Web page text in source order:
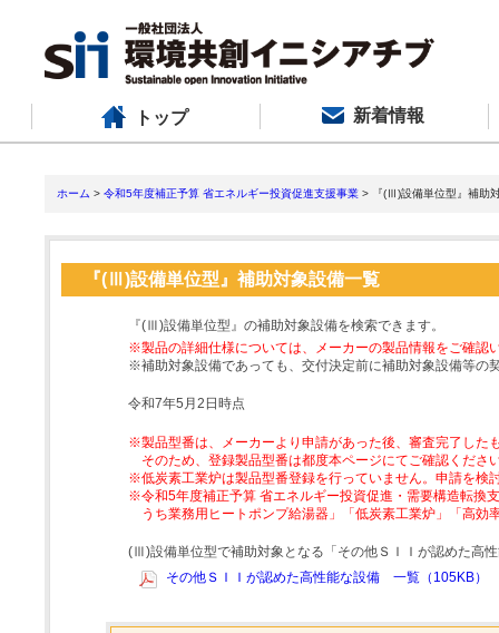
トップ 新着情報
ホーム > 令和5年度補正予算 省エネルギー投資促進支援事業 > 『(Ⅲ)設備単位型』補助
『(Ⅲ)設備単位型』補助対象設備一覧
『(Ⅲ)設備単位型』の補助対象設備を検索できます。
※製品の詳細仕様については、メーカーの製品情報をご確認
※補助対象設備であっても、交付決定前に補助対象設備等の
令和7年5月2日時点
※製品型番は、メーカーより申請があった後、審査完了した
そのため、登録製品型番は都度本ページにてご確認くださ
※低炭素工業炉は製品型番登録を行っていません。申請を検
※令和5年度補正予算 省エネルギー投資促進・需要構造転換
うち業務用ヒートポンプ給湯器」「低炭素工業炉」「高
(Ⅲ)設備単位型で補助対象となる「その他ＳＩＩが認めた高
その他ＳＩＩが認めた高性能な設備 一覧（105KB）